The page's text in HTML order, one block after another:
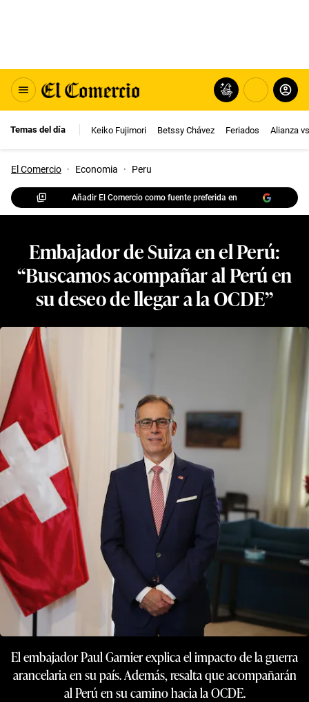
Temas del día Keiko Fujimori Betssy Chávez Feriados Alianza
El Comercio · Economia · Peru
Añadir El Comercio como fuente preferida en
Embajador de Suiza en el Perú:
“Buscamos acompañar al Perú en
su deseo de llegar a la OCDE”
El embajador Paul Garnier explica el impacto de la guerra
arancelaria en su país. Además, resalta que acompañarán
al Perú en su camino hacia la OCDE.